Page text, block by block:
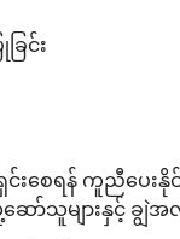
င်း
န့်ရှင်းစေရန် ကူ
ော်သူများနှင့် ချွဲ